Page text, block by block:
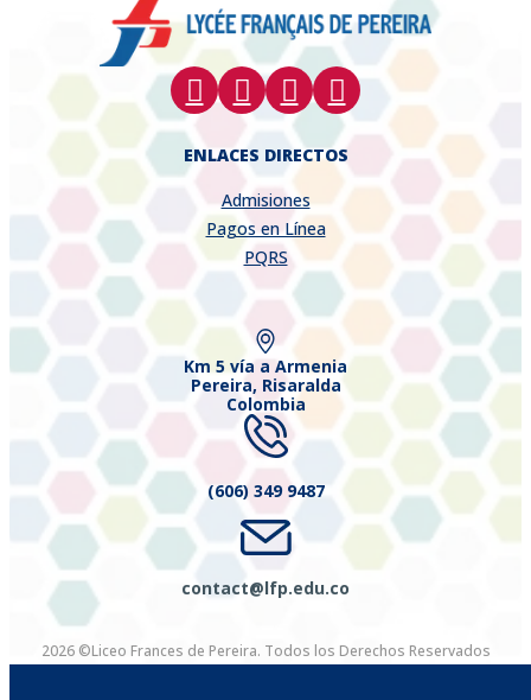
ENLACES DIRECTOS
Admisiones
Pagos en Línea
PQRS
Km 5 vía a Armenia
Pereira, Risaralda
Colombia
(606) 349 9487
contact@lfp.edu.co
2026 ©Liceo Frances de Pereira. Todos los Derechos Reservados